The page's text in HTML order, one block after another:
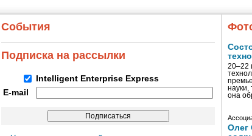
События
Подписка на рассылки
Intelligent Enterprise Express
E-mail
20–22
она
Олег